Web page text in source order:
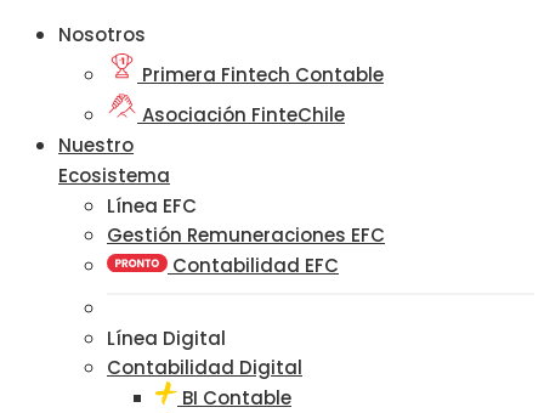
Nosotros
Primera Fintech Contable
Asociación FinteChile
Nuestro
Ecosistema
Línea EFC
Gestión Remuneraciones EFC
Contabilidad EFC
Línea Digital
Contabilidad Digital
BI Contable